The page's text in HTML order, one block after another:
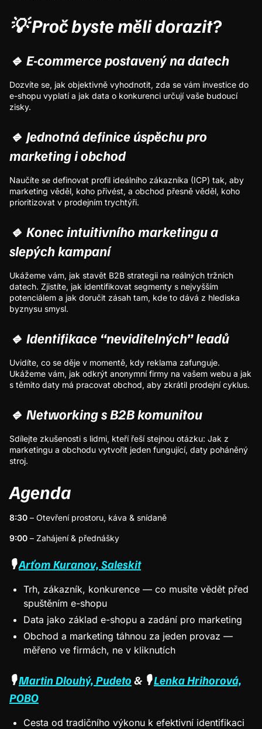
💡Proč byste měli dorazit?
🔹 E-commerce postavený na datech
​Dozvíte se, jak objektivně vyhodnotit, zda se vám investice do
e-shopu vyplatí a jak data o konkurenci určují vaše budoucí
zisky.
🔹 Jednotná definice úspěchu pro
marketing i obchod
​Naučíte se definovat profil ideálního zákazníka (ICP) tak, aby
marketing věděl, koho přivést, a obchod přesně věděl, koho
prioritizovat v prodejním trychtýři.
🔹 Konec intuitivního marketingu a
slepých kampaní
​Ukážeme vám, jak stavět B2B strategii na reálných tržních
datech. Zjistíte, jak identifikovat segmenty s nejvyšším
potenciálem a jak doručit zásah tam, kde to dává z hlediska
byznysu smysl.
🔹 Identifikace “neviditelných” leadů
​Uvidíte, co se děje v momentě, kdy reklama zafunguje.
Ukážeme vám, jak odkrýt anonymní firmy na vašem webu a jak
s těmito daty má pracovat obchod, aby zkrátil prodejní cyklus.
🔹 Networking s B2B komunitou
​Sdílejte zkušenosti s lidmi, kteří řeší stejnou otázku: Jak z
marketingu a obchodu vytvořit jeden fungující, daty poháněný
stroj.
​Agenda
8:30 – Otevření prostoru, káva & snídaně
9:00 – Zahájení & přednášky
​🎙Arťom Kuranov, Saleskit
​Trh, zákazník, konkurence — co musíte vědět před
spuštěním e-shopu
​Data jako základ e-shopu a zadání pro marketing
​Obchod a marketing táhnou za jeden provaz —
měřeno ve firmách, ne v kliknutích
​🎙Martin Dlouhý, Pudeto& 🎙Lenka Hrihorová,
POBO
​Cesta od tradičního výkonu k efektivní identifikaci